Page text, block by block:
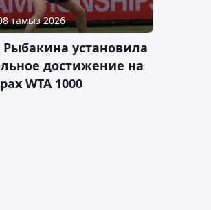
тамыз 2026
Рыбакина установила
достижение на
WTA 1000